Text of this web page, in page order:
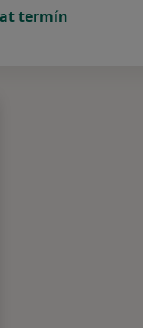
termín